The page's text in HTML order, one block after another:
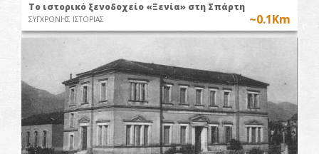
Το ιστορικό ξενοδοχείο «Ξενία» στη Σπάρτη
ΣΥΓΧΡΟΝΗΣ ΙΣΤΟΡΙΑΣ ~0.1Km